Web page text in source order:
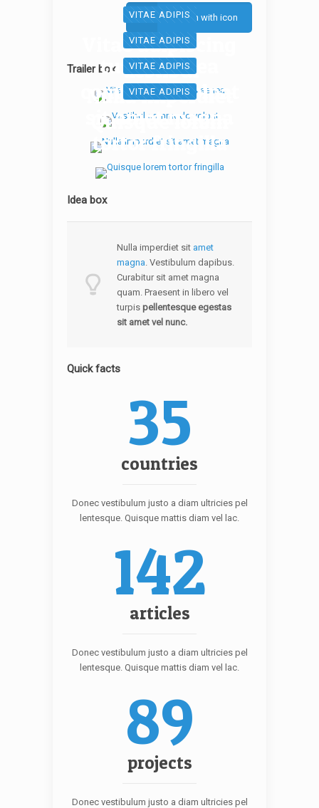
Button with icon
Trailer box
VITAE ADIPIS
Vitae adipiscing
turpis aenea
VITAE ADIPIS
Vestibul
commodo volpat
VITAE ADIPIS
Nulla imperdiet
sit amet magna
VITAE ADIPIS
Quisque lorem
tortor fringilla
Idea box
Nulla imperdiet sit amet
magna. Vestibulum dapibus.
Curabitur sit amet magna
quam. Praesent in libero vel
turpis pellentesque egestas
sit amet vel nunc.
Quick facts
35
countries
Donec vestibulum justo a diam ultricies pel
lentesque. Quisque mattis diam vel lac.
142
articles
Donec vestibulum justo a diam ultricies pel
lentesque. Quisque mattis diam vel lac.
89
projects
Donec vestibulum justo a diam ultricies pel